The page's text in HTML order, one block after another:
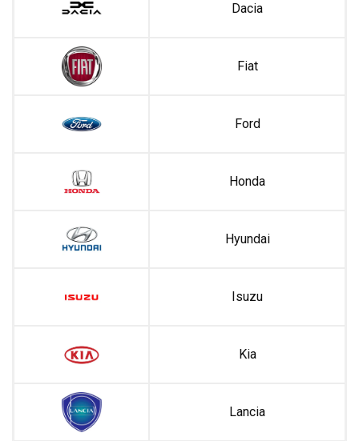
Dacia
Fiat
Ford
Honda
Hyundai
Isuzu
Kia
Lancia